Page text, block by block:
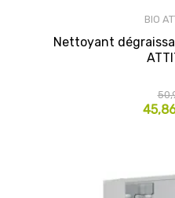
BIO
Nettoyant